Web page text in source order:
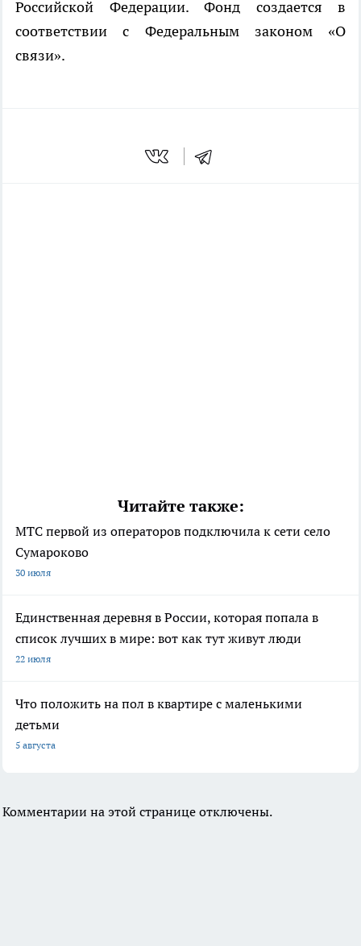
Российской Федерации. Фонд создается в
соответствии с Федеральным законом «О
связи».
Читайте также:
МТС первой из операторов подключила к сети село
Сумароково
30 июля
Единственная деревня в России, которая попала в
список лучших в мире: вот как тут живут люди
22 июля
Что положить на пол в квартире с маленькими
детьми
5 августа
Комментарии на этой странице отключены.